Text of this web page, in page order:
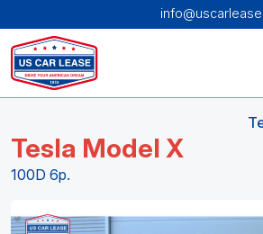
Tesla Model X
100D 6p.